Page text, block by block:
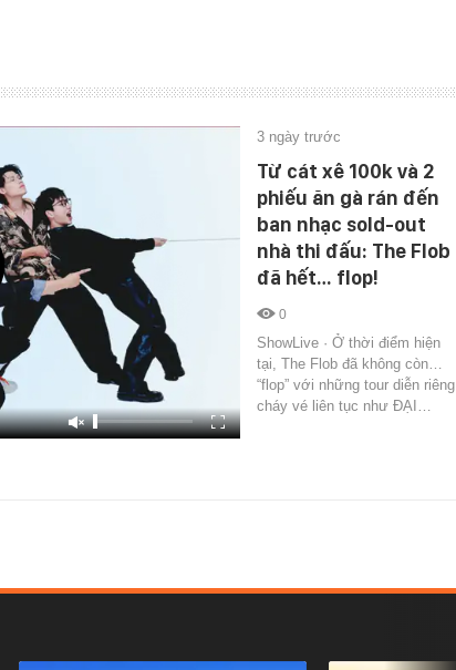
3 ngày trước
Từ cát xê 100k và 2
phiếu ăn gà rán đến
ban nhạc sold-out
nhà thi đấu: The Flob
đã hết… flop!
0
ShowLive · Ở thời điểm hiện
tại, The Flob đã không còn…
“flop” với những tour diễn riêng
cháy vé liên tục như ĐẠI…